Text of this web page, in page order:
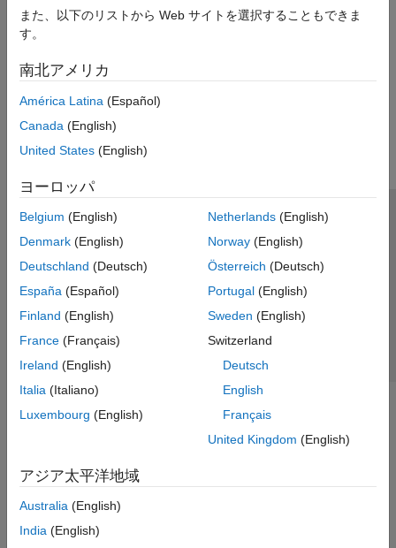
Simulation
Real-Time Simulation
Signal Logging
Real-Time
Simulink Real-Time
また、以下のリストから Web サイトを選択することもできま
す。
南北アメリカ
América Latina (Español)
Canada (English)
United States (English)
ヨーロッパ
Belgium (English)
Denmark (English)
Deutschland (Deutsch)
España (Español)
Finland (English)
France (Français)
Ireland (English)
Italia (Italiano)
Luxembourg (English)
Netherlands(English)
Norway(English)
Österreich (Deutsch)
Portugal(English)
Sweden (English)
Switzerland
Deutsch
English
Français
United Kingdom (English)
アジア太平洋地域
Australia (English)
India (English)
トラストセンター
プライバシー ポリシー
違法コピー防止
アプリケーション ステータス
© 1994-2026 The MathWorks, Inc.